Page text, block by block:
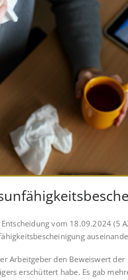
vom 18.09.2024 (5
Arbeitgeber den Beweiswert der
erschüttert habe. Es gab